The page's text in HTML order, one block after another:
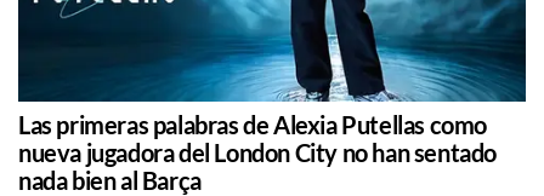
Las primeras palabras de Alexia Putellas como
nueva jugadora del London City no han sentado
nada bien al Barça